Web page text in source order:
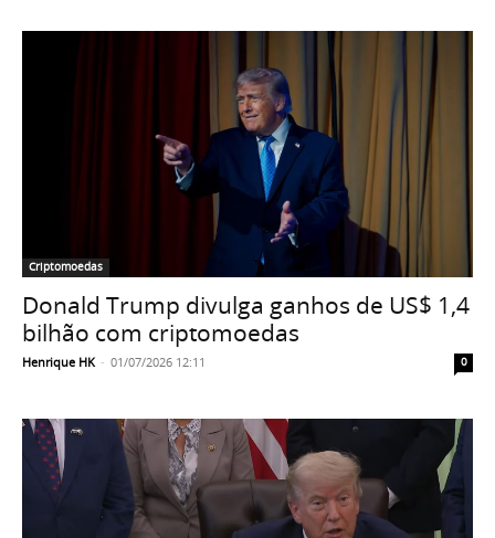
Criptomoedas
Donald Trump divulga ganhos de US$ 1,4
bilhão com criptomoedas
Henrique HK - 01/07/2026 12:11 0